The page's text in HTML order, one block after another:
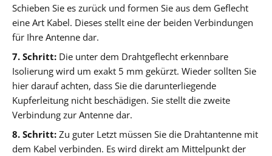
Schieben Sie es zurück und formen Sie aus dem Geflecht
eine Art Kabel. Dieses stellt eine der beiden Verbindungen
für Ihre Antenne dar.
7. Schritt: Die unter dem Drahtgeflecht erkennbare
Isolierung wird um exakt 5 mm gekürzt. Wieder sollten Sie
hier darauf achten, dass Sie die darunterliegende
Kupferleitung nicht beschädigen. Sie stellt die zweite
Verbindung zur Antenne dar.
8. Schritt: Zu guter Letzt müssen Sie die Drahtantenne mit
dem Kabel verbinden. Es wird direkt am Mittelpunkt der